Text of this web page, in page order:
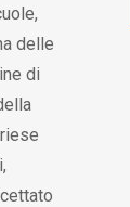
delle
di